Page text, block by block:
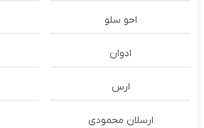
احو سلو
ادوان
ارس
ارسلان محمودی